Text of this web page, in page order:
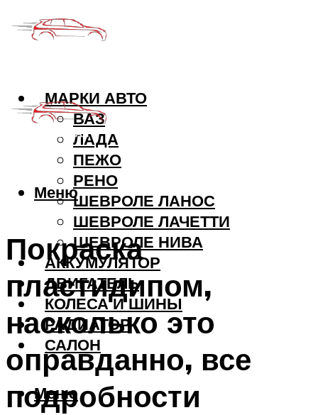
МАРКИ АВТО
ВАЗ
ЛАДА
ПЕЖО
РЕНО
ШЕВРОЛЕ ЛАНОС
ШЕВРОЛЕ ЛАЧЕТТИ
ШЕВРОЛЕ НИВА
АККУМУЛЯТОР
ДВИГАТЕЛЬ
КОЛЕСА И ШИНЫ
РАДИАТОР
САЛОН
Меню
Меню
Покраска
пластидипом,
насколько это
оправданно, все
подробности